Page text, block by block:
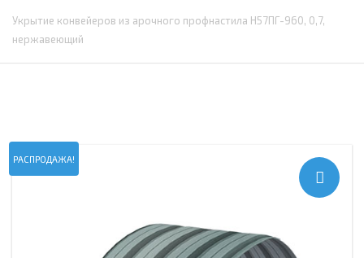
Укрытие конвейеров из арочного профнастила Н57ПГ-960, 0,7,
нержавеющий
РАСПРОДАЖА!